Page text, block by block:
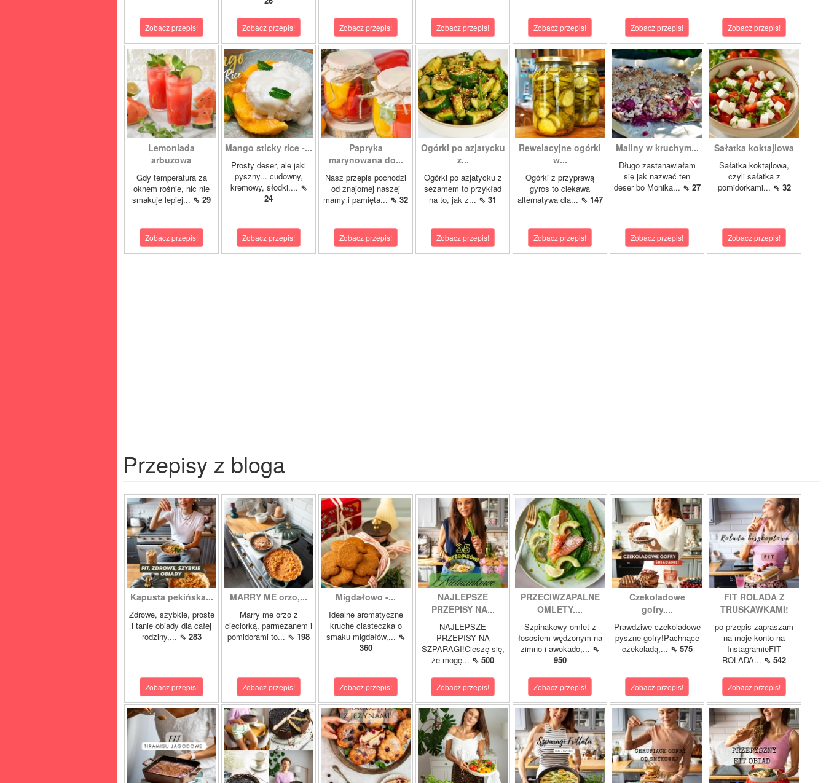
Zobacz przepis! Zobacz przepis! Zobacz przepis! Zobacz przepis! Zobacz przepis! Zobacz przepis! Zobacz przepis!
Lemoniada
arbuzowa
Gdy temperatura za
oknem rośnie, nic nie
smakuje lepiej... ⇖ 29
Zobacz przepis!
Mango sticky rice -...
Prosty deser, ale jaki
pyszny... cudowny,
kremowy, słodki.... ⇖
24
Zobacz przepis!
Papryka
marynowana do...
Nasz przepis pochodzi
od znajomej naszej
mamy i pamięta... ⇖ 32
Zobacz przepis!
Ogórki po azjatycku
z...
Ogórki po azjatycku z
sezamem to przykład
na to, jak z... ⇖ 31
Zobacz przepis!
Rewelacyjne ogórki
w...
Ogórki z przyprawą
gyros to ciekawa
alternatywa dla... ⇖ 147
Zobacz przepis!
Maliny w kruchym...
Długo zastanawiałam
się jak nazwać ten
deser bo Monika... ⇖ 27
Zobacz przepis!
Sałatka koktajlowa
Sałatka koktajlowa,
czyli sałatka z
pomidorkami... ⇖ 32
Zobacz przepis!
Przepisy z bloga
Kapusta pekińska...
Zdrowe, szybkie, proste
i tanie obiady dla całej
rodziny,... ⇖ 283
Zobacz przepis!
MARRY ME orzo,...
Marry me orzo z
cieciorką, parmezanem i
pomidorami to... ⇖ 198
Zobacz przepis!
Migdałowo -...
Idealne aromatyczne
kruche ciasteczka o
smaku migdałów,... ⇖
360
Zobacz przepis!
NAJLEPSZE
PRZEPISY NA...
NAJLEPSZE
PRZEPISY NA
SZPARAGI!Cieszę się,
że mogę... ⇖ 500
Zobacz przepis!
PRZECIWZAPALNE
OMLETY....
Szpinakowy omlet z
łososiem wędzonym na
zimno i awokado,... ⇖
950
Zobacz przepis!
Czekoladowe
gofry....
Prawdziwe czekoladowe
pyszne gofry!Pachnące
czekoladą,... ⇖ 575
Zobacz przepis!
FIT ROLADA Z
TRUSKAWKAMI!
po przepis zapraszam
na moje konto na
InstagramieFIT
ROLADA... ⇖ 542
Zobacz przepis!